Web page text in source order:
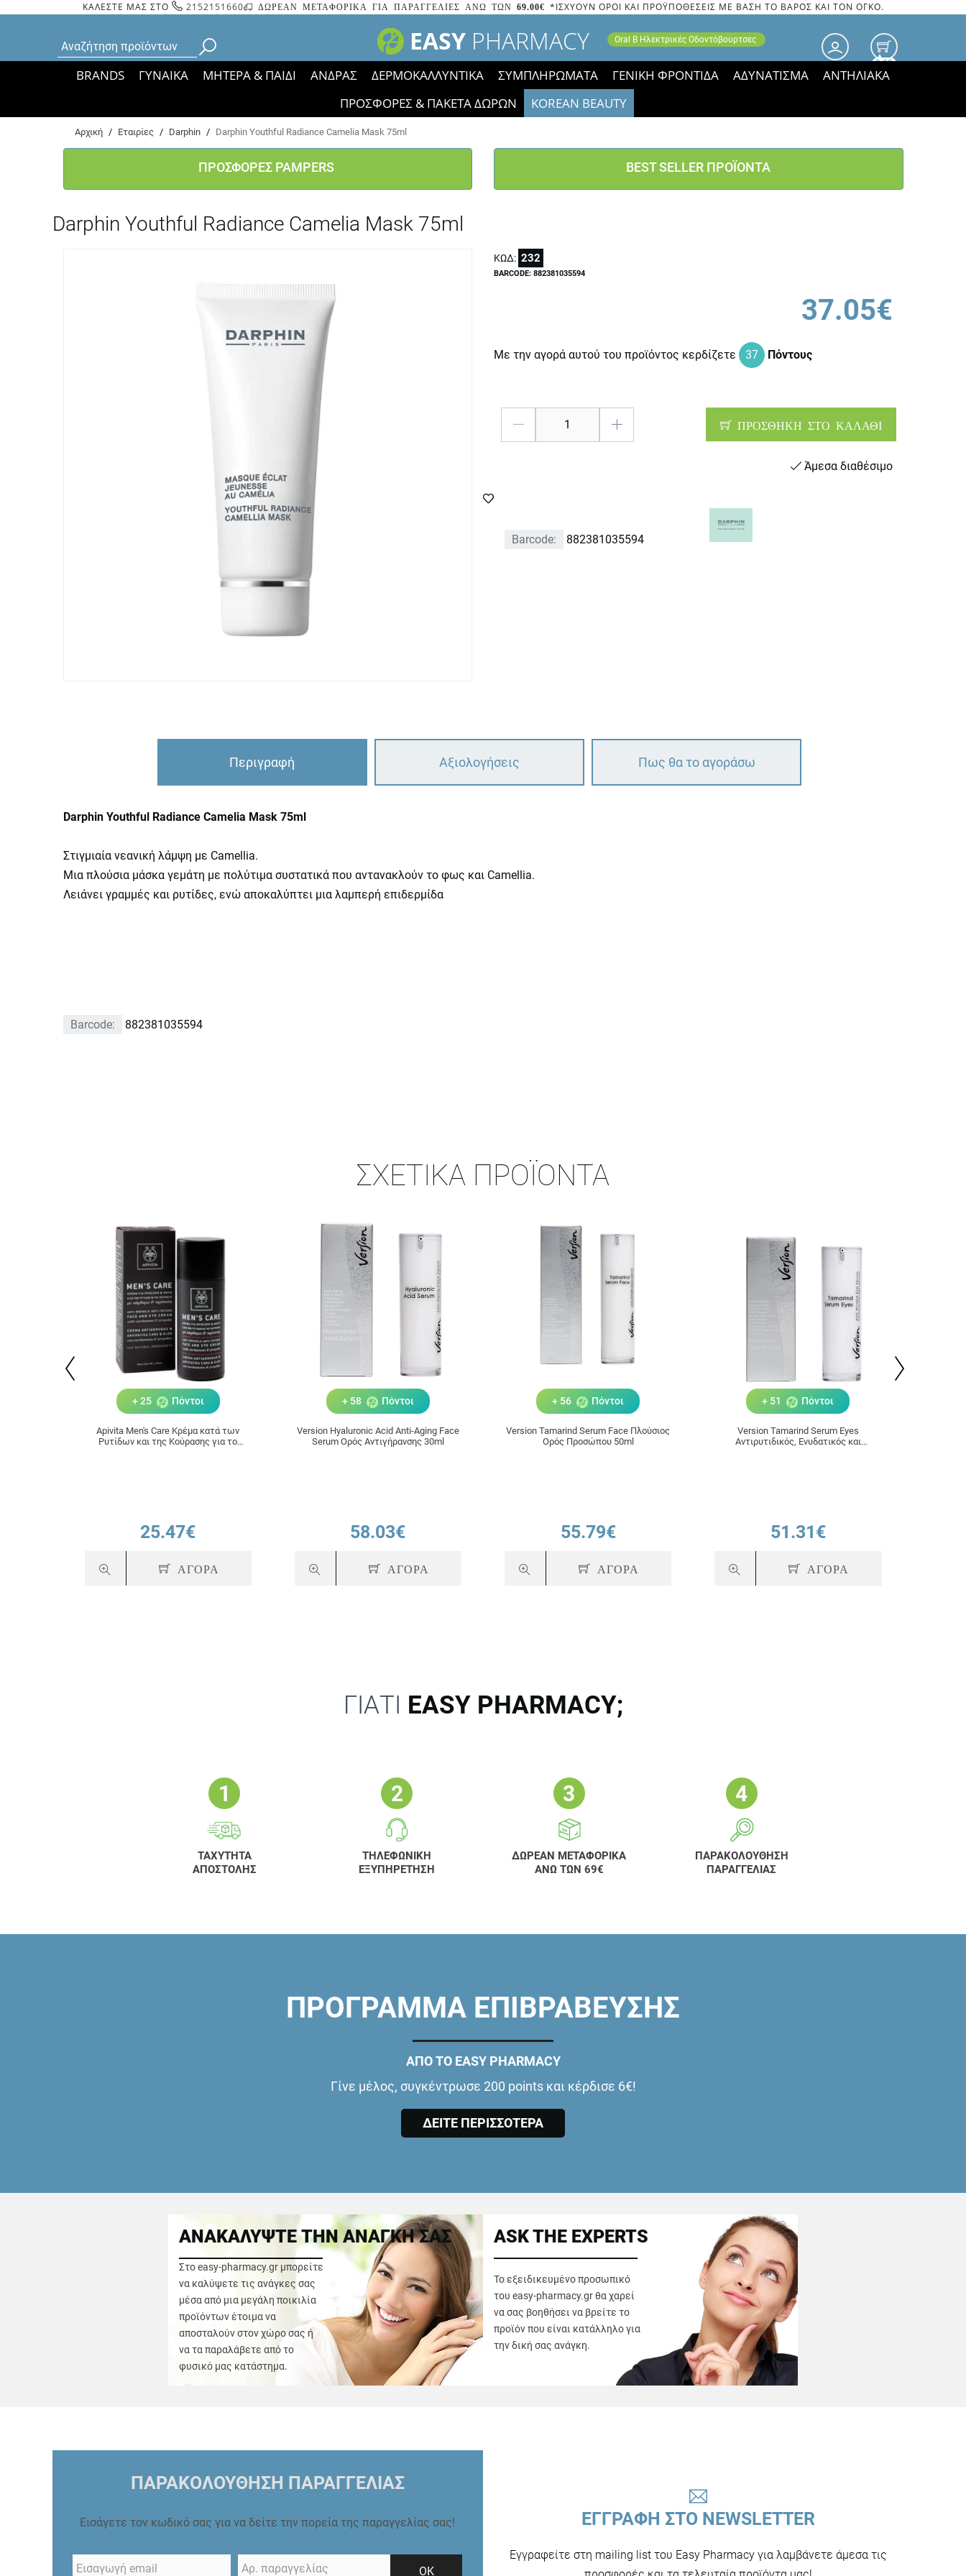
ΚΑΛΕΣΤΕ ΜΑΣ ΣΤΟ 2152151660 ΔΩΡΕΑΝ ΜΕΤΑΦΟΡΙΚΑ ΓΙΑ ΠΑΡΑΓΓΕΛΙΕΣ ΑΝΩ ΤΩΝ 69.00€ *ΙΣΧΥΟΥΝ ΟΡΟΙ ΚΑΙ ΠΡΟΫΠΟΘΕΣΕΙΣ ΜΕ ΒΑΣΗ ΤΟ ΒΑΡΟΣ ΚΑΙ ΤΟΝ ΟΓΚΟ.
EASY PHARMACY Oral B Ηλεκτρικές Οδοντόβουρτσες
0.00
BRANDS ΓΥΝΑΙΚΑ ΜΗΤΕΡΑ & ΠΑΙΔΙ ΑΝΔΡΑΣ ΔΕΡΜΟΚΑΛΛΥΝΤΙΚΑ ΣΥΜΠΛΗΡΩΜΑΤΑ ΓΕΝΙΚΗ ΦΡΟΝΤΙΔΑ ΑΔΥΝΑΤΙΣΜΑ
ΑΝΤΗΛΙΑΚΑ
ΠΡΟΣΦΟΡΕΣ & ΠΑΚΕΤΑ ΔΩΡΩΝ
KOREAN BEAUTY
Bάσει ΦΕΚ 35935/2023 τα εικονίδια των εκπτώσεων έφυγαν, οι χαμηλές μας τιμές ΠΑΡΑΜΕΝΟΥΝ!
Αρχική / Εταιρίες / Darphin / Darphin Youthful Radiance Camelia Mask 75ml
ΠΡΟΣΦΟΡΕΣ PAMPERS BEST SELLER ΠΡΟΪΟΝΤΑ
Darphin Youthful Radiance Camelia Mask 75ml
ΚΩΔ: 232
BARCODE: 882381035594
37.05€
Με την αγορά αυτού του προϊόντος κερδίζετε 37 Πόντους
ΠΡΟΣΘΗΚΗ ΣΤΟ ΚΑΛΑΘΙ
Άμεσα διαθέσιμο
Barcode: 882381035594
Περιγραφή Αξιολογήσεις Πως θα το αγοράσω
Darphin Youthful Radiance Camelia Mask 75ml
Στιγμιαία νεανική λάμψη με Camellia.
Μια πλούσια μάσκα γεμάτη με πολύτιμα συστατικά που αντανακλούν το φως και Camellia.
Λειάνει γραμμές και ρυτίδες, ενώ αποκαλύπτει μια λαμπερή επιδερμίδα
Barcode: 882381035594
ΣΧΕΤΙΚΆ ΠΡΟΪΌΝΤΑ
+ 25 Πόντοι
Apivita Men's Care Κρέμα κατά των
Ρυτίδων και της Κούρασης για το
25.47€
ΑΓΟΡΑ
+ 58 Πόντοι
Version Hyaluronic Acid Anti-Aging Face
Serum Ορός Αντιγήρανσης 30ml
58.03€
ΑΓΟΡΑ
+ 56 Πόντοι
Version Tamarind Serum Face Πλούσιος
Ορός Προσώπου 50ml
55.79€
ΑΓΟΡΑ
+ 51 Πόντοι
Version Tamarind Serum Eyes
Αντιρυτιδικός, Ενυδατικός και
51.31€
ΑΓΟΡΑ
ΓΙΑΤΙ EASY PHARMACY;
ΤΑΧΥΤΗΤΑ
ΑΠΟΣΤΟΛΗΣ
ΤΗΛΕΦΩΝΙΚΗ
ΕΞΥΠΗΡΕΤΗΣΗ
ΔΩΡΕΑΝ ΜΕΤΑΦΟΡΙΚΑ
ΑΝΩ ΤΩΝ 69€
ΠΑΡΑΚΟΛΟΥΘΗΣΗ
ΠΑΡΑΓΓΕΛΙΑΣ
ΠΡΟΓΡΑΜΜΑ ΕΠΙΒΡΑΒΕΥΣΗΣ
ΑΠΟ ΤΟ EASY PHARMACY
Γίνε μέλος, συγκέντρωσε 200 points και κέρδισε 6€!
ΔΕΙΤΕ ΠΕΡΙΣΣΟΤΕΡΑ
ΑΝΑΚΑΛΥΨΤΕ ΤΗΝ ΑΝΑΓΚΗ ΣΑΣ
Στο easy-pharmacy.gr μπορείτε
να καλύψετε τις ανάγκες σας
μέσα από μια μεγάλη ποικιλία
προϊόντων έτοιμα να
αποσταλούν στον χώρο σας ή
να τα παραλάβετε από το
φυσικό μας κατάστημα.
ASK THE EXPERTS
Το εξειδικευμένο προσωπικό
του easy-pharmacy.gr θα χαρεί
να σας βοηθήσει να βρείτε το
προϊόν που είναι κατάλληλο για
την δική σας ανάγκη.
ΠΑΡΑΚΟΛΟΥΘΗΣΗ ΠΑΡΑΓΓΕΛΙΑΣ
Εισάγετε τον κωδικό σας για να δείτε την πορεία της παραγγελίας σας!
ΟΚ
ΕΓΓΡΑΦΗ ΣΤΟ NEWSLETTER
Εγγραφείτε στη mailing list του Easy Pharmacy για λαμβάνετε άμεσα τις